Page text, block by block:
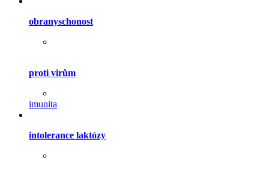
obranyschonost
proti virům
imunita
intolerance laktózy